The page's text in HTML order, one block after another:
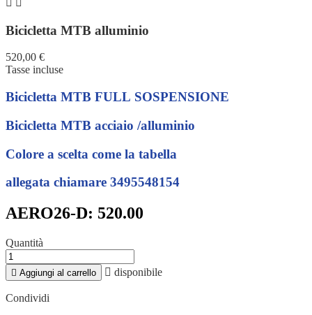
Bicicletta MTB alluminio
520,00 €
Tasse incluse
Bicicletta MTB FULL SOSPENSIONE
Bicicletta MTB acciaio /alluminio
Colore a scelta come la tabella
allegata chiamare 3495548154
AERO26-D: 520.00
Quantità
 Aggiungi al carrello  disponibile
Condividi